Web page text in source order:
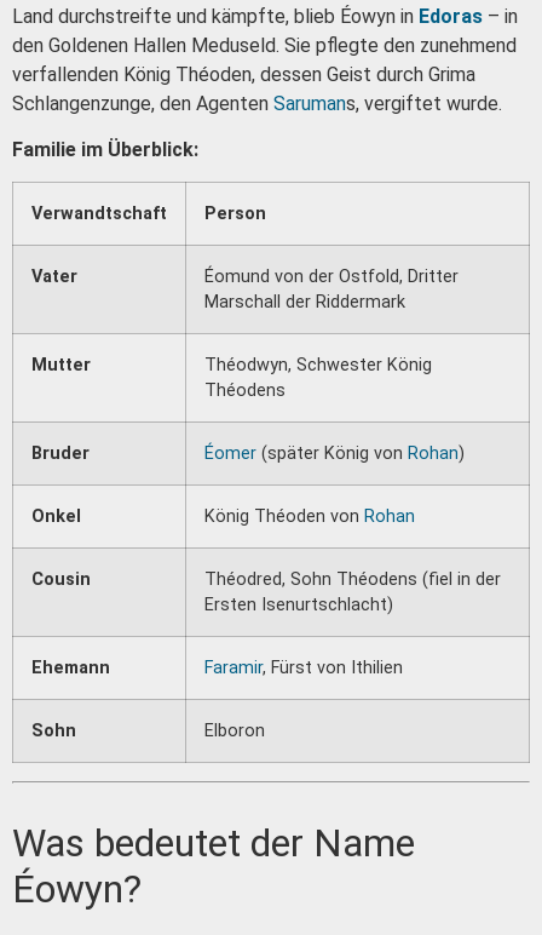
Land durchstreifte und kämpfte, blieb Éowyn in Edoras – in
den Goldenen Hallen Meduseld. Sie pflegte den zunehmend
verfallenden König Théoden, dessen Geist durch Grima
Schlangenzunge, den Agenten Sarumans, vergiftet wurde.
Familie im Überblick:
Verwandtschaft Person
Vater
Éomund von der Ostfold, Dritter
Marschall der Riddermark
Mutter
Théodwyn, Schwester König
Théodens
Bruder Éomer (später König von Rohan)
Onkel König Théoden von Rohan
Cousin
Théodred, Sohn Théodens (fiel in der
Ersten Isenurtschlacht)
Ehemann Faramir, Fürst von Ithilien
Sohn Elboron
Was bedeutet der Name
Éowyn?